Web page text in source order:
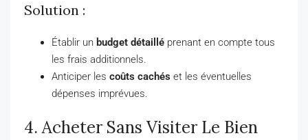
Solution :
Établir un budget détaillé prenant en compte tous
les frais additionnels.
Anticiper les coûts cachés et les éventuelles
dépenses imprévues.
4. Acheter Sans Visiter Le Bien